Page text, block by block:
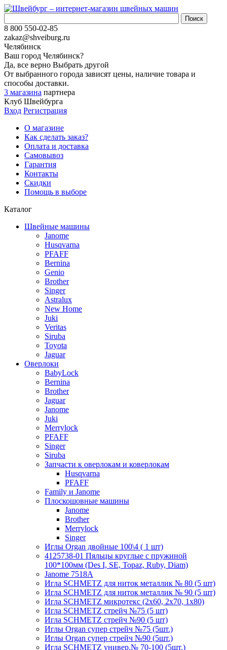
8 800 550-02-85
zakaz@shveiburg.ru
Челябинск
Ваш город Челябинск?
Да, все верно Выбрать другой
От выбранного города зависят цены, наличие товара и
способы доставки.
3 магазина партнера
Клуб Швейбурга
Вход Регистрация
О магазине
Как сделать заказ?
Оплата и доставка
Самовывоз
Гарантия
Контакты
Скидки
Помощь в выборе
Каталог
Швейные машины
Janome
Husqvarna
PFAFF
Bernina
Genio
Brother
Singer
Astralux
New Home
Juki
Veritas
Siruba
Toyota
Jaguar
Оверлоки
BabyLock
Bernina
Brother
Jaguar
Janome
Juki
Merrylock
PFAFF
Singer
Siruba
Запчасти к оверлокам и коверлокам
Husqvarna
PFAFF
Family и Janome
Плоскошовные машины
Janome
Brother
Merrylock
Singer
Иглы Organ двойные 100\4 ( 1 шт)
4125738-01 Пяльцы круглые с пружиной
100*100мм (Des I, SE, Topaz, Ruby, Diam)
Janome 7518A
Игла SCHMETZ для ниток металлик № 80 (5 шт)
Игла SCHMETZ для ниток металлик № 90 (5 шт)
Игла SCHMETZ микротекс (2х60, 2х70, 1х80)
Игла SCHMETZ стрейч №75 (5 шт)
Игла SCHMETZ стрейч №90 (5 шт)
Иглы Organ супер стрейч №75 (5шт.)
Иглы Organ супер стрейч №90 (5шт.)
Игла SCHMETZ универ.№ 70-100 (5шт.)